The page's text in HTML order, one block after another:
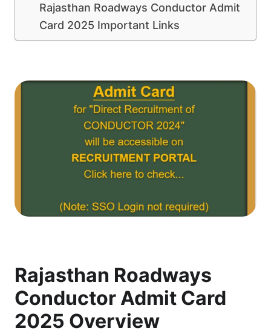
Rajasthan Roadways Conductor Admit
Card 2025 Important Links
Rajasthan Roadways
Conductor Admit Card
2025 Overview